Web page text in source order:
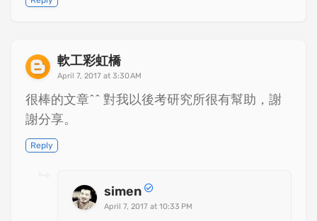
軟工彩虹橋
April 7, 2017 at 3:30 AM
很棒的文章^^ 對我以後考研究所很有幫助，謝
謝分享。
Reply
simen
April 7, 2017 at 10:33 PM